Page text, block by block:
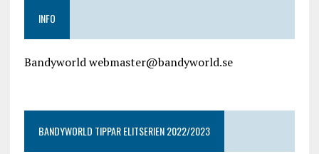
INFO
Bandyworld webmaster@bandyworld.se
BANDYWORLD TIPPAR ELITSERIEN 2022/2023